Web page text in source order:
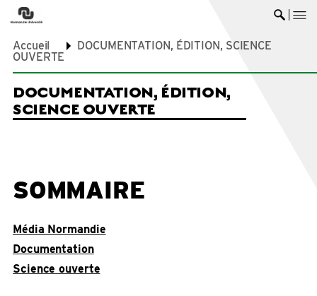
Accueil
DOCUMENTATION, ÉDITION, SCIENCE
OUVERTE
DOCUMENTATION, ÉDITION,
SCIENCE OUVERTE
SOMMAIRE
Média Normandie
Documentation
Science ouverte